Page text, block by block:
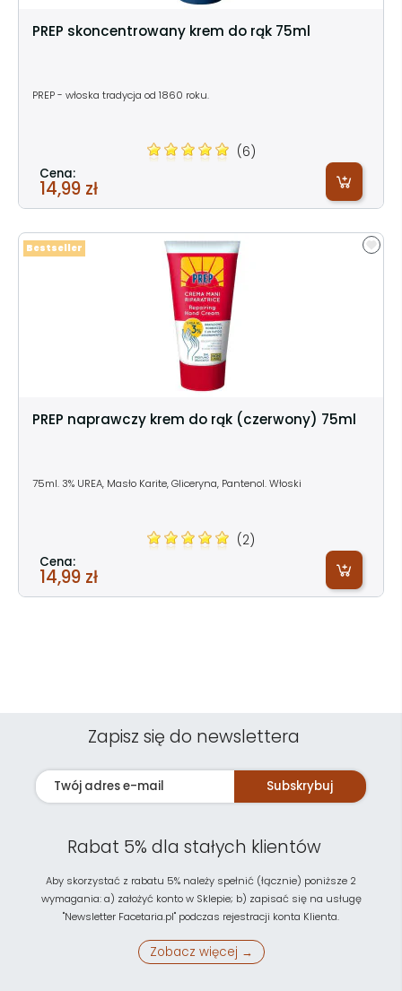
PREP skoncentrowany krem do rąk 75ml
PREP - włoska tradycja od 1860 roku.
(6)
Cena:
14,99 zł
PREP naprawczy krem do rąk (czerwony) 75ml
75ml. 3% UREA, Masło Karite, Gliceryna, Pantenol. Włoski
(2)
Cena:
14,99 zł
Bestseller
Zapisz się do newslettera
Subskrybuj
Rabat 5% dla stałych klientów
Aby skorzystać z rabatu 5% należy spełnić (łącznie) poniższe 2
wymagania: a) założyć konto w Sklepie; b) zapisać się na usługę
"Newsletter Facetaria.pl" podczas rejestracji konta Klienta.
Zobacz więcej →